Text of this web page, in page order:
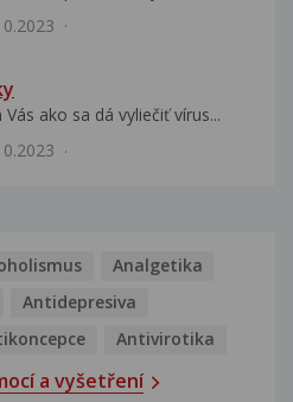
ako sa dá vyliečiť vírus...
Analgetika
Antidepresiva
Antivirotika
a vyšetření